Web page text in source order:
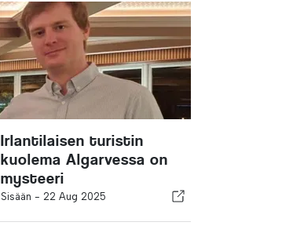
Irlantilaisen turistin
kuolema Algarvessa on
mysteeri
Sisään - 22 Aug 2025